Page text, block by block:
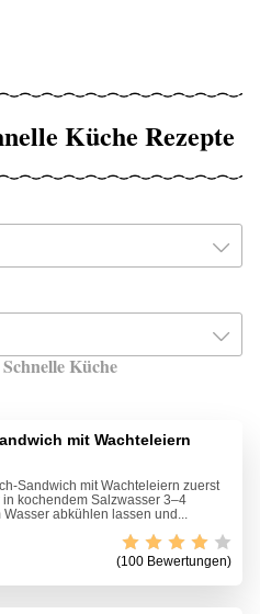
Küche Rezepte
Küche
mit Wachteleiern
Sandwich mit Wachteleiern zuerst
kochendem Salzwasser 3–4
abkühlen lassen und...
(100 Bewertungen)